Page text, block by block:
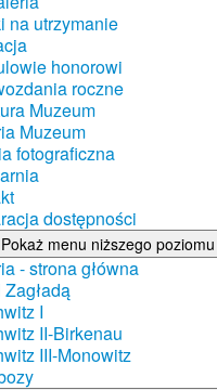
na utrzymanie
honorowi
roczne
Muzeum
Muzeum
fotograficzna
dostępności
Pokaż menu niższego
- strona główna
I
II-Birkenau
III-Monowitz